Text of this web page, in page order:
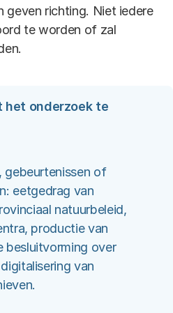
geven richting. Niet iedere
te worden of zal
het onderzoek te
gebeurtenissen of
eetgedrag van
natuurbeleid,
productie van
besluitvorming over
van